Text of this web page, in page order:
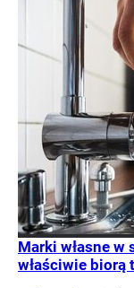
Marki własne
właściwie biorą